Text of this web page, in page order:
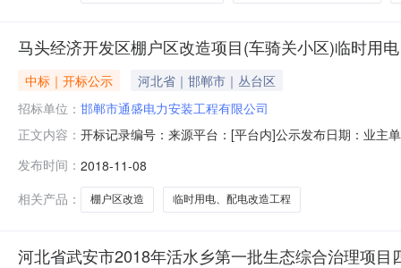
马头经济开发区棚户区改造项目(车骑关小区)临时用
中标｜开标公示
河北省｜邯郸市｜丛台区
招标单位： 邯郸市通盛电力安装工程有限公司
正文内容： 开标记录编号：来源平台：[平台内]公示发布日期：业主
在行政区:邯郸市-市辖区标段名称:马头经济开发区棚户
发布时间： 2018-11-08
相关产品：
棚户区改造 临时用电、配电改造工程
河北省武安市2018年活水乡第一批生态综合治理项目